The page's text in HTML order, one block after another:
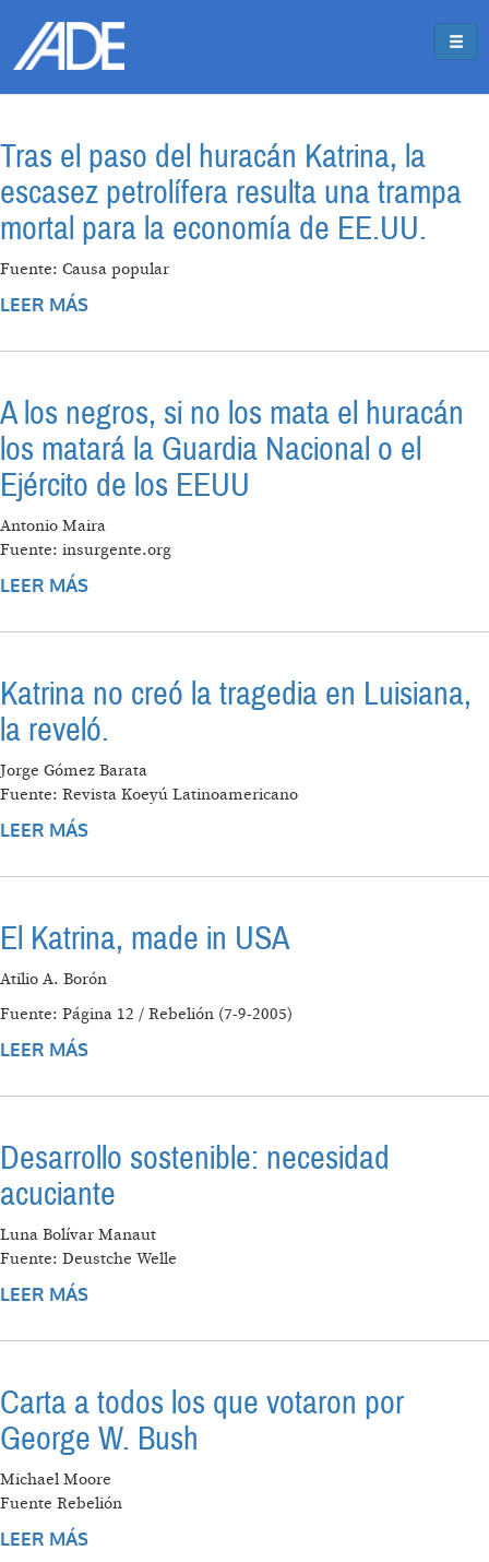
Tras el paso del huracán Katrina, la
escasez petrolífera resulta una trampa
mortal para la economía de EE.UU.
Fuente: Causa popular
LEER MÁS
RESULTA UNA TRAMPA MORTAL PARA LA
A los negros, si no los mata el huracán
los matará la Guardia Nacional o el
Ejército de los EEUU
Antonio Maira
Fuente: insurgente.org
LEER MÁS
NACIONAL O EL EJÉRCITO DE LOS EEUU
Katrina no creó la tragedia en Luisiana,
la reveló.
Jorge Gómez Barata
Fuente: Revista Koeyú Latinoamericano
LEER MÁS
El Katrina, made in USA
Atilio A. Borón
Fuente: Página 12 / Rebelión (7-9-2005)
LEER MÁS
Desarrollo sostenible: necesidad
acuciante
Luna Bolívar Manaut
Fuente: Deustche Welle
LEER MÁS
Carta a todos los que votaron por
George W. Bush
Michael Moore
Fuente Rebelión
LEER MÁS